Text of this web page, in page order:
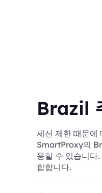
Brazil
세션 제한 때문에
SmartProxy의
용할 수 있습니다
합합니다.